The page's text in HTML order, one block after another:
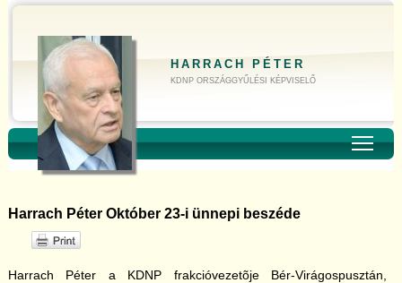
HARRACH PÉTER
KDNP ORSZÁGGYŰLÉSI KÉPVISELŐ
Harrach Péter Október 23-i ünnepi beszéde
Harrach Péter a KDNP frakcióvezetõje Bér-Virágospusztán,